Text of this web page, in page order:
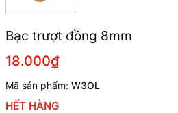
Bạc trượt đồng 8mm
18.000₫
Mã sản phẩm: W3OL
HẾT HÀNG